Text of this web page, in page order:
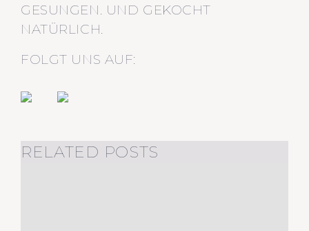
GESUNGEN. UND GEKOCHT
NATÜRLICH.
FOLGT UNS AUF:
RELATED POSTS